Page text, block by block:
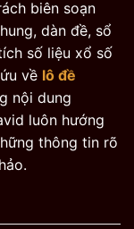
biên soạn
dàn đề, sổ
số liệu xổ số
về lô đề
nội dung
luôn hướng
thông tin rõ